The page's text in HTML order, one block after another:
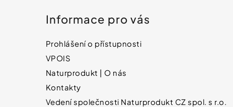
Informace pro vás
Prohlášení o přístupnosti
VPOIS
Naturprodukt | O nás
Kontakty
Vedení společnosti Naturprodukt CZ spol. s r.o.